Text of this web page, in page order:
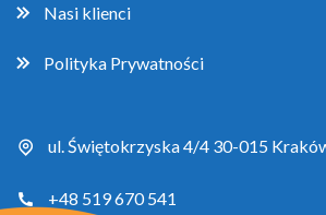
Nasi klienci
Polityka Prywatności
ul. Świętokrzyska 4/4 30-015
+48 519 670 541